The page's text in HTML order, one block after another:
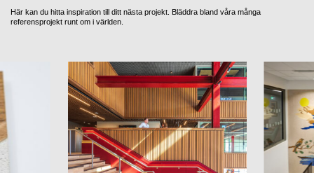
Här kan du hitta inspiration till ditt nästa projekt. Bläddra bland våra många
referensprojekt runt om i världen.